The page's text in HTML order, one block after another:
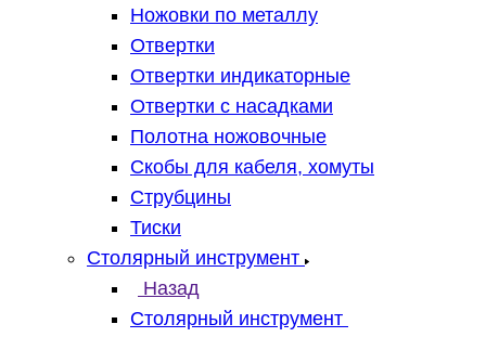
Ножовки по металлу
Отвертки
Отвертки индикаторные
Отвертки с насадками
Полотна ножовочные
Скобы для кабеля, хомуты
Струбцины
Тиски
Столярный инструмент
Назад
Столярный инструмент